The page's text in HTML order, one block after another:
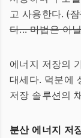
고 사용한다.(
다... 마법은 아
에너지 저장의
대세다. 덕분에
저장 솔루션의
분산 에너지 저